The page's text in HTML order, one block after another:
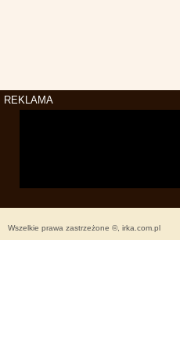
REKLAMA
Wszelkie prawa zastrzeżone ©, irka.com.pl